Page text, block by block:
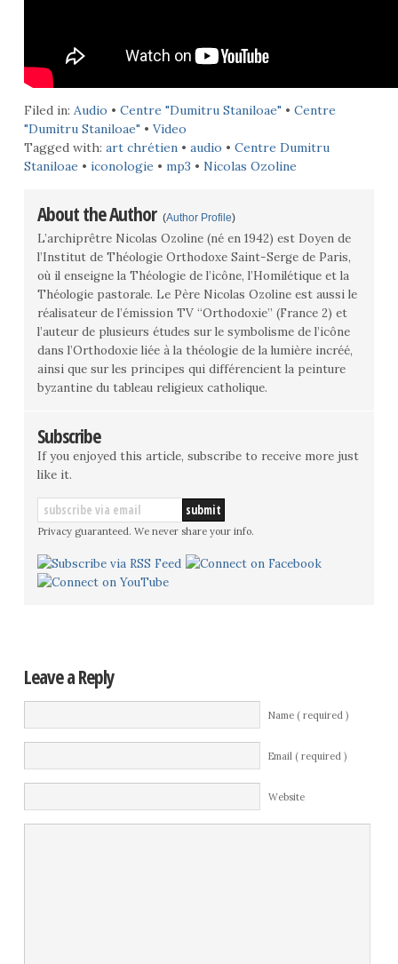
Filed in: Audio • Centre "Dumitru Staniloae" • Centre
"Dumitru Staniloae" • Video
Tagged with: art chrétien• audio • Centre Dumitru
Staniloae • iconologie • mp3 • Nicolas Ozoline
About the Author (Author Profile)
L’archiprêtre Nicolas Ozoline (né en 1942) est Doyen de
l’Institut de Théologie Orthodoxe Saint-Serge de Paris,
où il enseigne la Théologie de l’icône, l’Homilétique et la
Théologie pastorale. Le Père Nicolas Ozoline est aussi le
réalisateur de l’émission TV “Orthodoxie” (France 2) et
l’auteur de plusieurs études sur le symbolisme de l’icône
dans l’Orthodoxie liée à la théologie de la lumière incréé,
ainsi que sur les principes qui différencient la peinture
byzantine du tableau religieux catholique.
Subscribe
If you enjoyed this article, subscribe to receive more just
like it.
Privacy guaranteed. We never share your info.
Leave a Reply
Name ( required )
Email ( required )
Website